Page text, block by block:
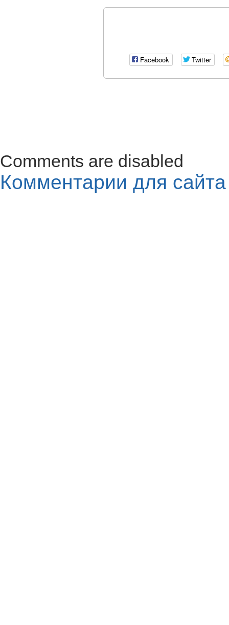
Facebook Twitter
Comments are disabled
Комментарии для